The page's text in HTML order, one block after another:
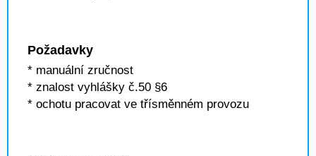
Požadavky
* manuální zručnost
* znalost vyhlášky č.50 §6
* ochotu pracovat ve třísměnném provozu